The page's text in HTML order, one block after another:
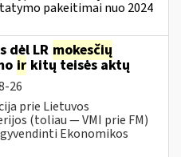
pakeitimai nuo 2024
dėl LR mokesčių
ir kitų teisės aktų
26
prie Lietuvos
(toliau — VMI prie FM)
Ekonomikos